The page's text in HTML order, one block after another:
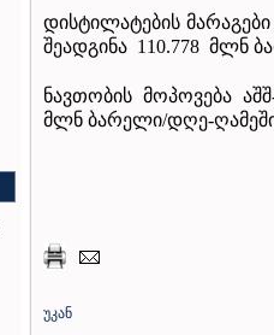
დისტილატების
შეადგინა 110.778 მლნ
ნავთობის მოპოვება
მლნ ბარელი/დღე-
უკან